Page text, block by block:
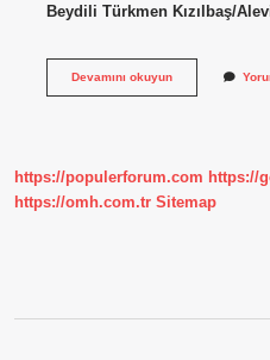
Beydili Türkmen Kızılbaş/
Devamını okuyunAna
https://populerforum.com https://
https://omh.com.tr Sitemap